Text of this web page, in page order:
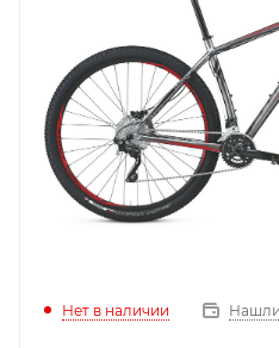
Нет в наличии